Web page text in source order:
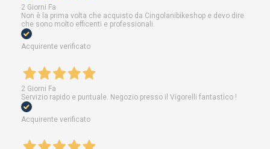
2 Giorni Fa
Non è la prima volta che acquisto da Cingolanibikeshop e devo dire
che sono molto efficenti e professionali.
Acquirente verificato
2 Giorni Fa
Servizio rapido e puntuale. Negozio presso il Vigorelli fantastico !
Acquirente verificato